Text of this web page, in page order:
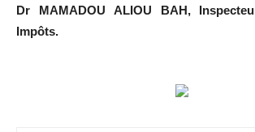
Dr MAMADOU ALIOU BAH,
Impôts.